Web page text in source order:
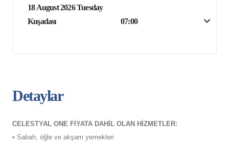
18 August 2026 Tuesday
Kuşadası
07:00
Detaylar
CELESTYAL ONE FİYATA DAHİL OLAN HİZMETLER:
• Sabah, öğle ve akşam yemekleri